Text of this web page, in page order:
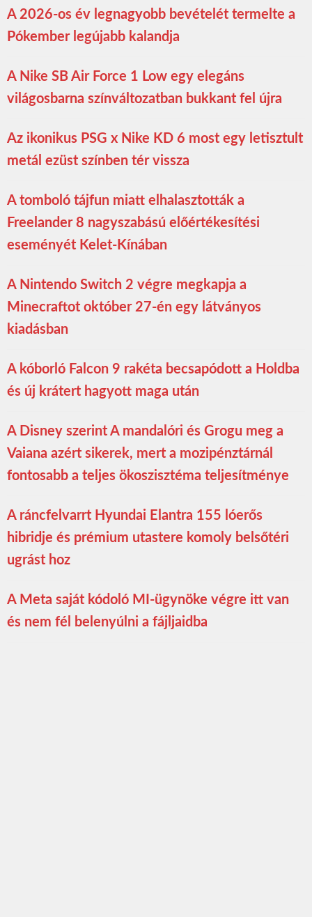
A 2026-os év legnagyobb bevételét termelte a
Pókember legújabb kalandja
A Nike SB Air Force 1 Low egy elegáns
világosbarna színváltozatban bukkant fel újra
Az ikonikus PSG x Nike KD 6 most egy letisztult
metál ezüst színben tér vissza
A tomboló tájfun miatt elhalasztották a
Freelander 8 nagyszabású előértékesítési
eseményét Kelet-Kínában
A Nintendo Switch 2 végre megkapja a
Minecraftot október 27-én egy látványos
kiadásban
A kóborló Falcon 9 rakéta becsapódott a Holdba
és új krátert hagyott maga után
A Disney szerint A mandalóri és Grogu meg a
Vaiana azért sikerek, mert a mozipénztárnál
fontosabb a teljes ökoszisztéma teljesítménye
A ráncfelvarrt Hyundai Elantra 155 lóerős
hibridje és prémium utastere komoly belsőtéri
ugrást hoz
A Meta saját kódoló MI-ügynöke végre itt van
és nem fél belenyúlni a fájljaidba